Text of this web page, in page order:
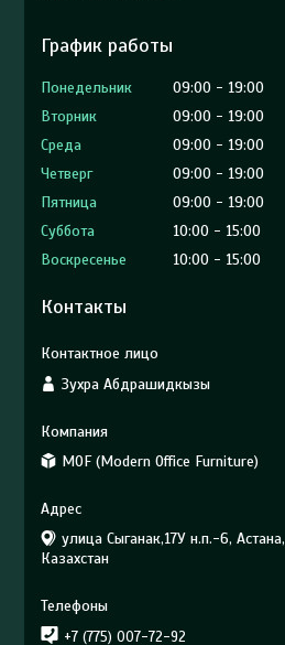
График работы
Понедельник 09:00
19:00
Вторник
09:00
19:00
Среда
09:00
19:00
Четверг
09:00
19:00
Пятница
09:00
19:00
Суббота
10:00
15:00
Воскресенье
10:00 15:00
Контакты
Зухра Абдрашидкызы
MOF (Modern Office Furniture)
улица Сыганак,17У н.п.-6, Астана,
Казахстан
+7 (775) 007-72-92